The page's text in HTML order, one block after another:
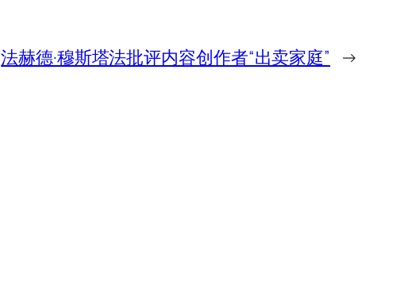
法赫德·穆斯塔法批评内容创作者“出卖家庭” →